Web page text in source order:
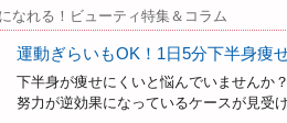
なれる！ビューティ特集＆コラム
運動ぎらいもOK！1日5分下半身痩
下半身が痩せにくいと悩んでいません
努力が逆効果になっているケースが見受